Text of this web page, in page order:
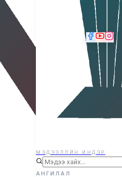
МЭДЭЭЛЛЙН ИНДЭР
АНГИЛАЛ